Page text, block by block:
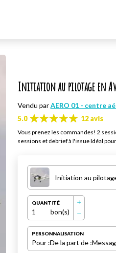
Initiation au pilotage en
Vendu parAERO 01 - centre
5.0
12 avis
Vous prenez les commandes! 2
sessions et debrief à l'issue Idéal
QUANTITÉ
1 bon(s)
PERSONNALISATION
Pour :De la part de :